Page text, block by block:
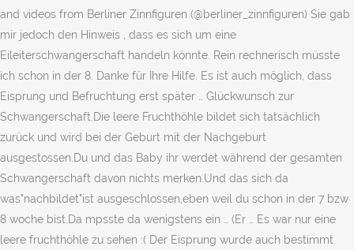
and videos from Berliner Zinnfiguren (@berliner_zinnfiguren) Sie gab
mir jedoch den Hinweis , dass es sich um eine
Eileiterschwangerschaft handeln könnte. Rein rechnerisch müsste
ich schon in der 8. Danke für Ihre Hilfe. Es ist auch möglich, dass
Eisprung und Befruchtung erst später … Glückwunsch zur
Schwangerschaft.Die leere Fruchthöhle bildet sich tatsächlich
zurück und wird bei der Geburt mit der Nachgeburt
ausgestossen.Du und das Baby ihr werdet während der gesamten
Schwangerschaft davon nichts merken.Und das sich da
was"nachbildet"ist ausgeschlossen,eben weil du schon in der 7 bzw
8 woche bist.Da mpsste da wenigstens ein … (Er … Es war nur eine
leere fruchthöhle zu sehen :( Der Eisprung wurde auch bestimmt